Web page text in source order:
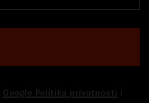
Google Politika privatnosti i